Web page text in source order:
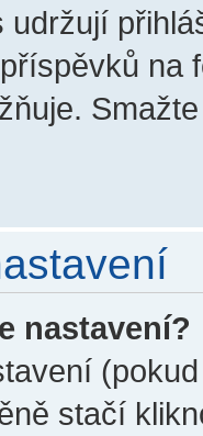
udržují
na
nastavení?
stačí